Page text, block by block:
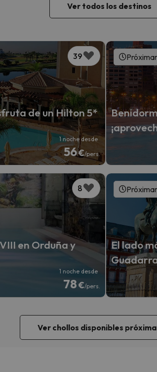
Ver todos los destinos
39
de un Hilton 5*
1 noche desde
56€/pers.
8
en Orduña y
1 noche desde
78€/pers.
El lado
Ver chollos disponibles